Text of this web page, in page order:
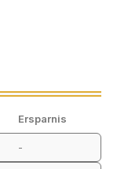
Ersparnis
-